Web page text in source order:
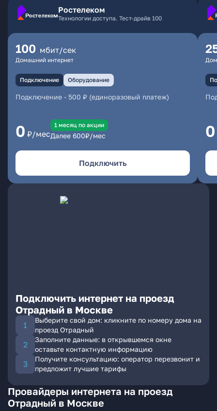
Ростелеком
Технологии доступа. Тест-драйв 100
100 мбит/сек
Домашний интернет
Подключение Оборудование
Подключение - 500 ₽ (единоразовый платеж)
0 ₽/мес
1 месяц по акции
Далее 600₽/мес
Подключить
0
Подключить интернет на проезд
Отрадный в Москве
Выберите свой дом: кликните по номеру дома на
проезд Отрадный
Заполните данные: в открывшемся окне
оставьте контактную информацию
Получите консультацию: оператор перезвонит и
предложит лучшие тарифы
Провайдеры интернета на проезд
Отрадный в Москве